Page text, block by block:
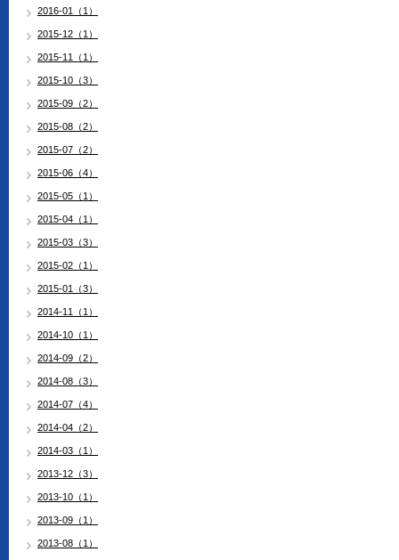
2016-01（1）
2015-12（1）
2015-11（1）
2015-10（3）
2015-09（2）
2015-08（2）
2015-07（2）
2015-06（4）
2015-05（1）
2015-04（1）
2015-03（3）
2015-02（1）
2015-01（3）
2014-11（1）
2014-10（1）
2014-09（2）
2014-08（3）
2014-07（4）
2014-04（2）
2014-03（1）
2013-12（3）
2013-10（1）
2013-09（1）
2013-08（1）